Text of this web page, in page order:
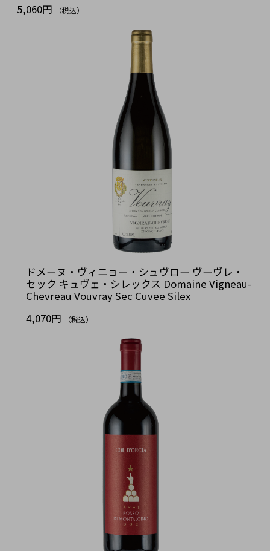
5,060円
（税込）
ドメーヌ・ヴィニョー・シュヴロー ヴーヴレ・
セック キュヴェ・シレックス Domaine Vigneau-
Chevreau Vouvray Sec Cuvee Silex
4,070円
（税込）